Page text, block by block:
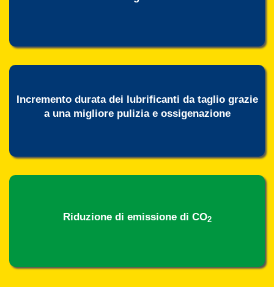
Incremento durata dei lubrificanti da taglio grazie
a una migliore pulizia e ossigenazione
Riduzione di emissione di CO2